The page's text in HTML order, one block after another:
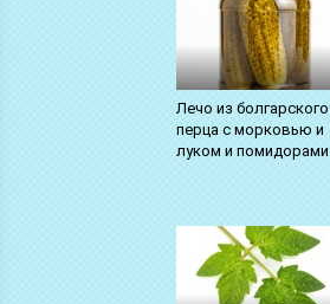
Лечо из болгарского
перца с морковью и
луком и помидорами